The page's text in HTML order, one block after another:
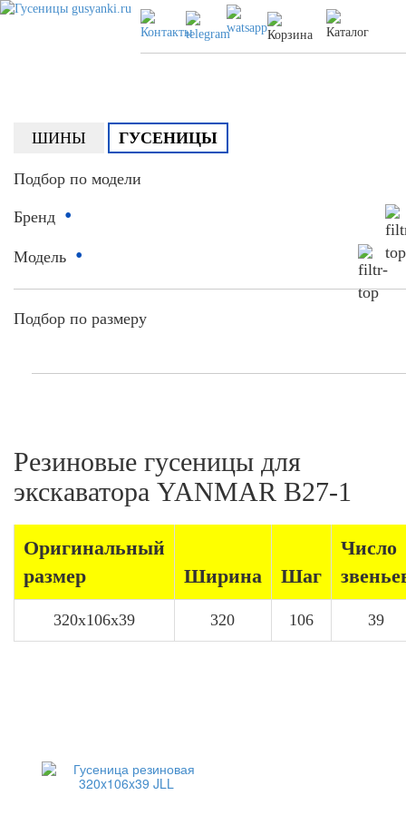
ШИНЫ ГУСЕНИЦЫ
Подбор по модели
Бренд •
Модель •
Подбор по размеру
Резиновые гусеницы для
экскаватора YANMAR B27-1
Оригинальный
размер
Ширина Шаг
Число
320x106x39 320 106 39